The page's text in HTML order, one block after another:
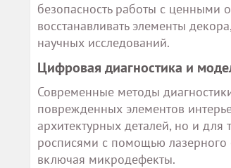
безопасность работы с ценными
восстанавливать элементы
научных исследований.
Цифровая диагностика и
Современные методы
поврежденных элементов
архитектурных деталей, но и для
росписями с помощью лазерного
включая микродефекты.